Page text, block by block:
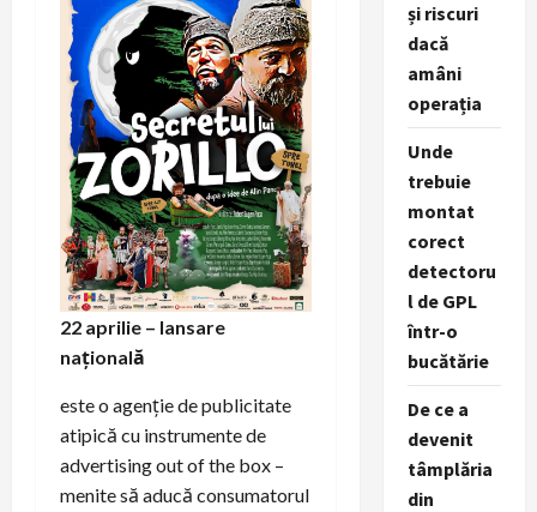
22 aprilie – lansare
națională
este o agenție de publicitate
atipică cu instrumente de
advertising out of the box –
menite să aducă consumatorul
și riscuri
dacă
amâni
operația
Unde
trebuie
montat
corect
detectoru
l de GPL
într-o
bucătărie
De ce a
devenit
tâmplăria
din